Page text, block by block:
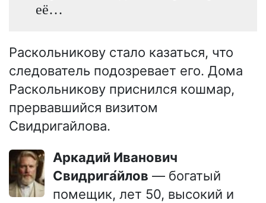
её…
Раскольникову стало казаться, что
следователь подозревает его. Дома
Раскольникову приснился кошмар,
прервавшийся визитом
Свидригайлова.
Аркадий Иванович
Свидрига́йлов — богатый
помещик, лет 50, высокий и